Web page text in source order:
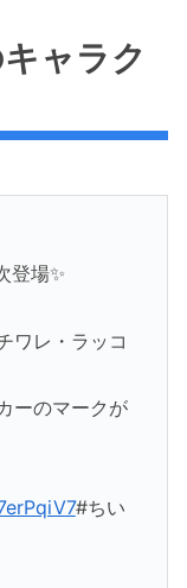
ャラク
登場✨
ワレ・ラッコ
ーのマークが
#ちい